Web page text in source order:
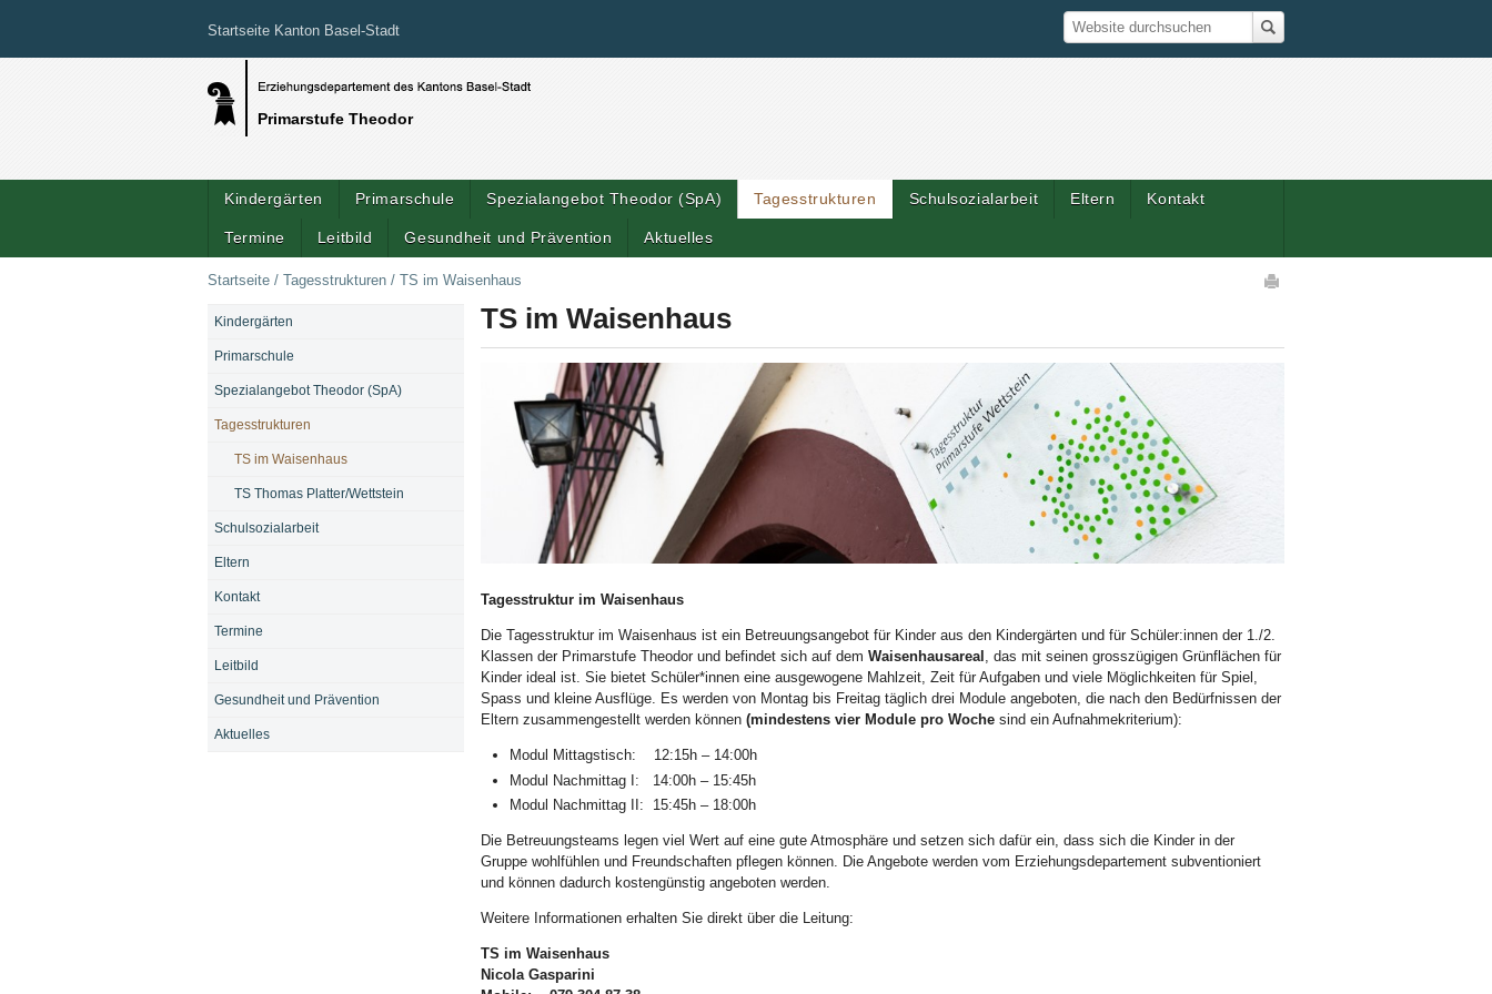
Startseite Kanton Basel-Stadt
Primarstufe Theodor
Suche
Website durchsuchen
Kindergärten Primarschule Spezialangebot Theodor (SpA) Tagesstrukturen Schulsozialarbeit Eltern Kontakt
Termine Leitbild Gesundheit und Prävention Aktuelles
Startseite / Tagesstrukturen / TS im Waisenhaus
TS im Waisenhaus
Tagesstruktur im Waisenhaus
Die Tagesstruktur im Waisenhaus ist ein Betreuungsangebot für Kinder aus den Kindergärten und für Schüler:innen der 1./2.
Klassen der Primarstufe Theodor und befindet sich auf demWaisenhausareal , das mit seinen grosszügigen Grünflächen für
Kinder ideal ist. Sie bietet Schüler*innen eine ausgewogene Mahlzeit, Zeit für Aufgaben und viele Möglichkeiten für Spiel,
Spass und kleine Ausflüge. Es werden von Montag bis Freitag täglich drei Module angeboten, die nach den Bedürfnissen der
Eltern zusammengestellt werden können (mindestens vier Module pro Woche sind ein Aufnahmekriterium):
Modul Mittagstisch: 12:15h – 14:00h
Modul Nachmittag I: 14:00h – 15:45h
Modul Nachmittag II: 15:45h – 18:00h
Die Betreuungsteams legen viel Wert auf eine gute Atmosphäre und setzen sich dafür ein, dass sich die Kinder in der
Gruppe wohlfühlen und Freundschaften pflegen können. Die Angebote werden vom Erziehungsdepartement subventioniert
und können dadurch kostengünstig angeboten werden.
Weitere Informationen erhalten Sie direkt über die Leitung:
TS im Waisenhaus
Nicola Gasparini
NAVIGATION
Kindergärten
Primarschule
Spezialangebot Theodor (SpA)
Tagesstrukturen
TS im Waisenhaus
TS Thomas Platter/Wettstein
Schulsozialarbeit
Eltern
Kontakt
Termine
Leitbild
Gesundheit und Prävention
Aktuelles